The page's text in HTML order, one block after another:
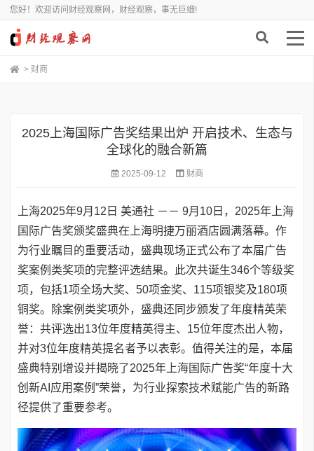
您好！欢迎访问财经观察网，财经观察，事无巨细!
> 财商
2025上海国际广告奖结果出炉 开启技术、生态与
全球化的融合新篇
2025-09-12 财商
上海2025年9月12日 美通社 －－ 9月10日，2025年上海
国际广告奖颁奖盛典在上海明捷万丽酒店圆满落幕。作
为行业瞩目的重要活动，盛典现场正式公布了本届广告
奖案例类奖项的完整评选结果。此次共诞生346个等级奖
项，包括1项全场大奖、50项金奖、115项银奖及180项
铜奖。除案例类奖项外，盛典还同步颁发了年度精英荣
誉：共评选出13位年度精英得主、15位年度杰出人物，
并对3位年度精英提名者予以表彰。值得关注的是，本届
盛典特别增设并揭晓了2025年上海国际广告奖“年度十大
创新AI应用案例”荣誉，为行业探索技术赋能广告的新路
径提供了重要参考。